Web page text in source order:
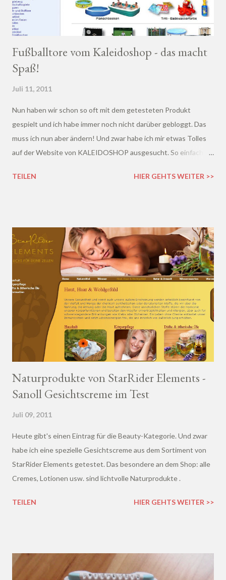
Fußballtore vom Kaleidoshop - das macht
Spaß!
Juli 11, 2011
Nun haben wir schon so oft mit dem getesteten Produkt
gespielt und ich habe immer noch nicht darüber gebloggt. Das
muss ich nun aber ändern! Und zwar habe ich mir etwas Tolles
auf der Website von KALEIDOSHOP ausgesucht. So einfach
findet ihr wirklich alles, was sich eure Kinder so sehr wünschen
TEILEN HIER GEHTS WEITER >>
Naturprodukte von StarRider Elements -
Sanoll Gesichtscreme im Test
Juli 09, 2011
Heute gibt's einen Eintrag für die Beauty-Kategorie. Und zwar
habe ich eine spezielle Gesichtscreme aus dem Sortiment von
StarRider Elements getestet. Das besondere an dem Shop: alle
Cremes, Lotionen usw. sind lichtvolle Naturprodukte .
TEILEN HIER GEHTS WEITER >>